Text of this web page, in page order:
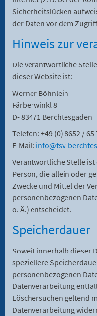
Sicherheitslücken
der Daten vor dem
Hinweis zur
Die verantwortliche
dieser Website ist:
Werner Böhnlein
Färberwinkl 8
D- 83471 Berchtesgaden
Telefon: +49 (0) 8652 / 65
E-Mail: info@tsv-
Verantwortliche Stelle
Person, die allein oder
Zwecke und Mittel der
personenbezogenen
o. Ä.) entscheidet.
Speicherdauer
Soweit innerhalb dieser
speziellere
personenbezogenen
Datenverarbeitung
Löschersuchen geltend
Datenverarbeitung